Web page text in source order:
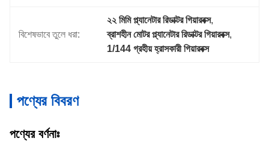
বিশেষভাবে তুলে ধরা:
২২ মিমি প্ল্যানেটার রিডাক্টর গিয়ারবক্স,
ব্রাশহীন মোটর প্ল্যানেটার রিডাক্টর গিয়ারবক্স,
1/144 গ্রহীয় হ্রাসকারী গিয়ারবক্স
পণ্যের বিবরণ
পণ্যের বর্ণনাঃ